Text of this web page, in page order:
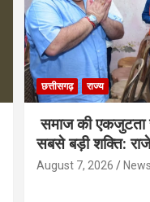
छत्तीसगढ़ राज्य
समाज की एकजुटता
सबसे बड़ी शक्ति:
August 7, 2026